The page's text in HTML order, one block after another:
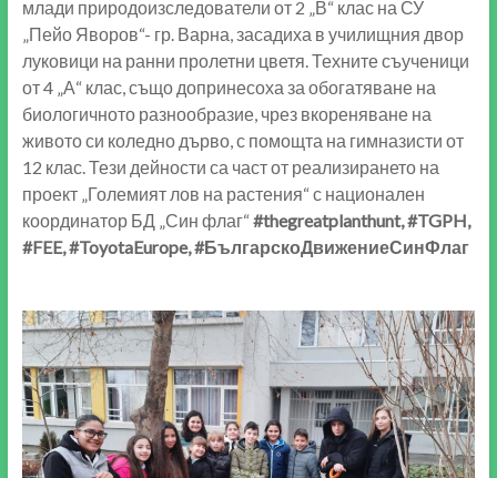
млади природоизследователи от 2 „В“ клас на СУ
„Пейо Яворов“- гр. Варна, засадиха в училищния двор
луковици на ранни пролетни цветя. Техните съученици
от 4 „А“ клас, също допринесоха за обогатяване на
биологичното разнообразие, чрез вкореняване на
живото си коледно дърво, с помощта на гимназисти от
12 клас. Тези дейности са част от реализирането на
проект „Големият лов на растения“ с национален
координатор БД „Син флаг“#thegreatplanthunt, #TGPH,
#FEE, #ToyotaEurope, #БългарскоДвижениеСинФлаг